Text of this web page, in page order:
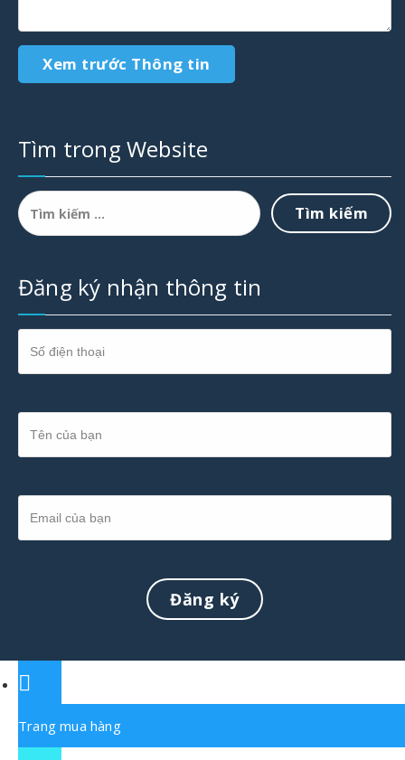
Tìm trong Website
Tìm
kiếm
cho:
Đăng ký nhận thông tin
Trang mua hàng